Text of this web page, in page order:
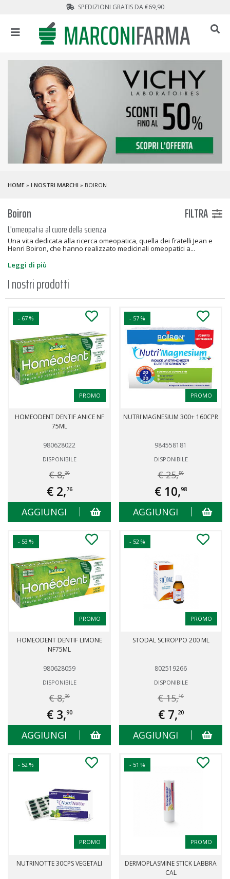
SPEDIZIONI GRATIS DA €69,90
HOME » I NOSTRI MARCHI » BOIRON
Boiron FILTRA
L'omeopatia al cuore della scienza
Una vita dedicata alla ricerca omeopatica, quella dei fratelli Jean e
Henri Boiron, che hanno realizzato medicinali omeopatici a...
Leggi di più
I nostri prodotti
- 67 %
PROMO
HOMEODENT DENTIF ANICE NF
75ML
980628022
DISPONIBILE
€ 8,30
€ 2,76
AGGIUNGI
- 57 %
PROMO
NUTRI'MAGNESIUM 300+ 160CPR
984558181
DISPONIBILE
€ 25,50
€ 10,98
AGGIUNGI
- 53 %
PROMO
HOMEODENT DENTIF LIMONE
NF75ML
980628059
DISPONIBILE
€ 8,30
€ 3,90
AGGIUNGI
- 52 %
PROMO
STODAL SCIROPPO 200 ML
802519266
DISPONIBILE
€ 15,10
€ 7,20
AGGIUNGI
- 52 %
PROMO
NUTRINOTTE 30CPS VEGETALI
- 51 %
PROMO
DERMOPLASMINE STICK LABBRA
CAL